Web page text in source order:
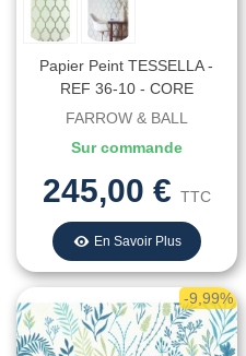
Papier Peint TESSELLA -
REF 36-10 - CORE
METALLISE Farrow & Ball
FARROW & BALL
Sur commande
245,00 € TTC
En Savoir Plus
-9,99%